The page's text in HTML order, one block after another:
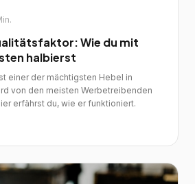
Wie du mit
halbierst
einer der mächtigsten Hebel in
von den meisten Werbetreibenden
erfährst du, wie er funktioniert.